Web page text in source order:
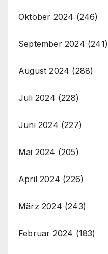
Oktober 2024 (246)
September 2024 (241)
August 2024 (288)
Juli 2024 (228)
Juni 2024 (227)
Mai 2024 (205)
April 2024 (226)
März 2024 (243)
Februar 2024 (183)